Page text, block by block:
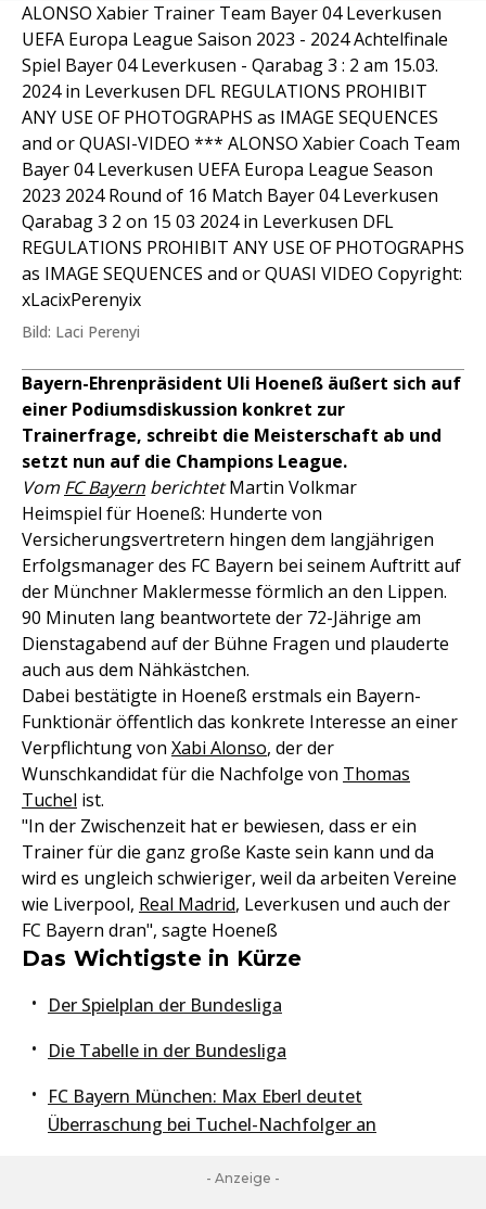
ALONSO Xabier Trainer Team Bayer 04 Leverkusen
UEFA Europa League Saison 2023 - 2024 Achtelfinale
Spiel Bayer 04 Leverkusen - Qarabag 3 : 2 am 15.03.
2024 in Leverkusen DFL REGULATIONS PROHIBIT
ANY USE OF PHOTOGRAPHS as IMAGE SEQUENCES
and or QUASI-VIDEO *** ALONSO Xabier Coach Team
Bayer 04 Leverkusen UEFA Europa League Season
2023 2024 Round of 16 Match Bayer 04 Leverkusen
Qarabag 3 2 on 15 03 2024 in Leverkusen DFL
REGULATIONS PROHIBIT ANY USE OF PHOTOGRAPHS
as IMAGE SEQUENCES and or QUASI VIDEO Copyright:
xLacixPerenyix
Bild: Laci Perenyi
Bayern-Ehrenpräsident Uli Hoeneß äußert sich auf
einer Podiumsdiskussion konkret zur
Trainerfrage, schreibt die Meisterschaft ab und
setzt nun auf die Champions League.
Vom FC Bayern berichtetMartin Volkmar
Heimspiel für Hoeneß: Hunderte von
Versicherungsvertretern hingen dem langjährigen
Erfolgsmanager des FC Bayern bei seinem Auftritt auf
der Münchner Maklermesse förmlich an den Lippen.
90 Minuten lang beantwortete der 72-Jährige am
Dienstagabend auf der Bühne Fragen und plauderte
auch aus dem Nähkästchen.
Dabei bestätigte in Hoeneß erstmals ein Bayern-
Funktionär öffentlich das konkrete Interesse an einer
Verpflichtung von Xabi Alonso, der der
Wunschkandidat für die Nachfolge von Thomas
Tuchel ist.
"In der Zwischenzeit hat er bewiesen, dass er ein
Trainer für die ganz große Kaste sein kann und da
wird es ungleich schwieriger, weil da arbeiten Vereine
wie Liverpool, Real Madrid, Leverkusen und auch der
FC Bayern dran", sagte Hoeneß
Das Wichtigste in Kürze
Der Spielplan der Bundesliga
Die Tabelle in der Bundesliga
FC Bayern München: Max Eberl deutet
Überraschung bei Tuchel-Nachfolger an
- Anzeige -